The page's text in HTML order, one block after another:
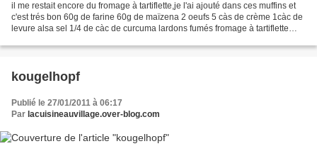
il me restait encore du fromage à tartiflette,je l'ai ajouté dans ces muffins et
c'est trés bon 60g de farine 60g de maïzena 2 oeufs 5 càs de crème 1càc de
levure alsa sel 1/4 de càc de curcuma lardons fumés fromage à tartiflette
kougelhopf
Publié le 27/01/2011 à 06:17
Par lacuisineauvillage.over-blog.com